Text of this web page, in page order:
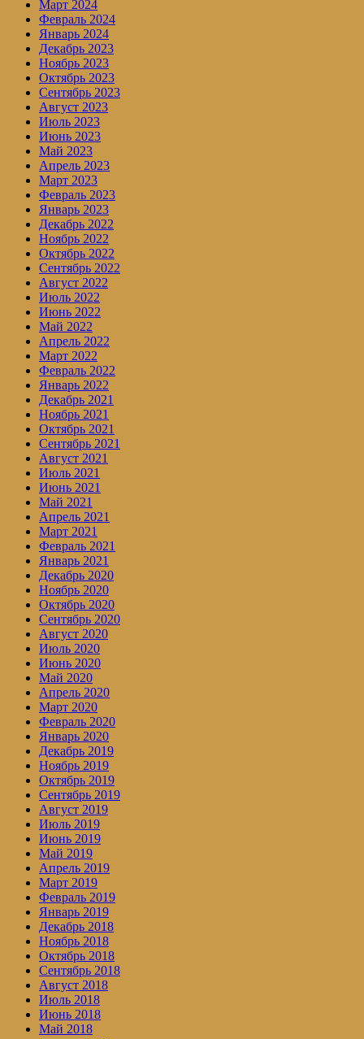
Март 2024
Февраль 2024
Январь 2024
Декабрь 2023
Ноябрь 2023
Октябрь 2023
Сентябрь 2023
Август 2023
Июль 2023
Июнь 2023
Май 2023
Апрель 2023
Март 2023
Февраль 2023
Январь 2023
Декабрь 2022
Ноябрь 2022
Октябрь 2022
Сентябрь 2022
Август 2022
Июль 2022
Июнь 2022
Май 2022
Апрель 2022
Март 2022
Февраль 2022
Январь 2022
Декабрь 2021
Ноябрь 2021
Октябрь 2021
Сентябрь 2021
Август 2021
Июль 2021
Июнь 2021
Май 2021
Апрель 2021
Март 2021
Февраль 2021
Январь 2021
Декабрь 2020
Ноябрь 2020
Октябрь 2020
Сентябрь 2020
Август 2020
Июль 2020
Июнь 2020
Май 2020
Апрель 2020
Март 2020
Февраль 2020
Январь 2020
Декабрь 2019
Ноябрь 2019
Октябрь 2019
Сентябрь 2019
Август 2019
Июль 2019
Июнь 2019
Май 2019
Апрель 2019
Март 2019
Февраль 2019
Январь 2019
Декабрь 2018
Ноябрь 2018
Октябрь 2018
Сентябрь 2018
Август 2018
Июль 2018
Июнь 2018
Май 2018